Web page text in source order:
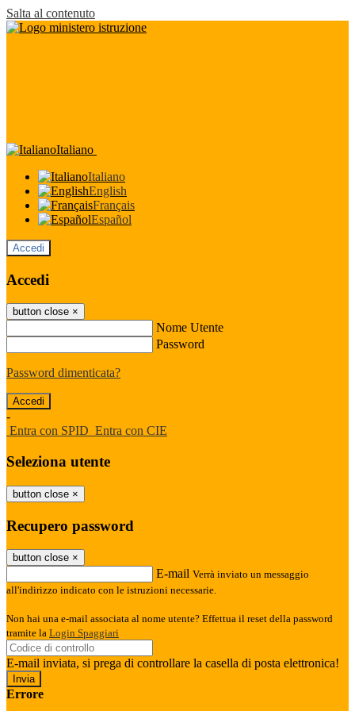
Salta al contenuto
Italiano
Italiano
English
Français
Español
Accedi
Accedi
button close ×
Nome Utente
Password
Password dimenticata?
-
Entra con SPID Entra con CIE
Seleziona utente
button close ×
Recupero password
button close ×
E-mail Verrà inviato un messaggio
all'indirizzo indicato con le istruzioni necessarie.
Non hai una e-mail associata al nome utente? Effettua il reset della password
tramite la Login Spaggiari
E-mail inviata, si prega di controllare la casella di posta elettronica!
Errore